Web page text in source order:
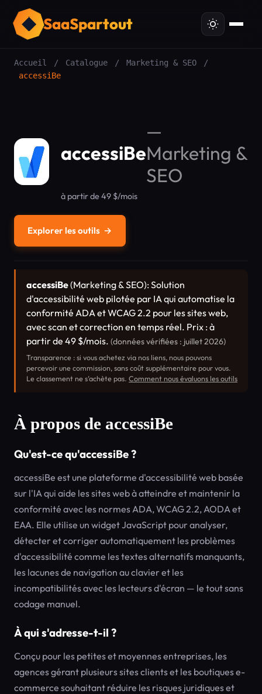
SaaSpartout
Accueil / Catalogue / Marketing & SEO
/
accessiBe
accessiBe
—
Marketing &
SEO
à partir de 49 $/mois
Explorer les outils →
accessiBe(Marketing & SEO): Solution
d'accessibilité web pilotée par IA qui automatise la
conformité ADA et WCAG 2.2 pour les sites web,
avec scan et correction en temps réel. Prix : à
partir de 49 $/mois. (données vérifiées : juillet 2026)
Transparence : si vous achetez via nos liens, nous pouvons
percevoir une commission, sans coût supplémentaire pour vous.
Le classement ne s’achète pas. Comment nous évaluons les outils
À propos de accessiBe
Qu'est-ce qu'accessiBe ?
accessiBe est une plateforme d'accessibilité web basée
sur l'IA qui aide les sites web à atteindre et maintenir la
conformité avec les normes ADA, WCAG 2.2, AODA et
EAA. Elle utilise un widget JavaScript pour analyser,
détecter et corriger automatiquement les problèmes
d'accessibilité comme les textes alternatifs manquants,
les lacunes de navigation au clavier et les
incompatibilités avec les lecteurs d'écran — le tout sans
codage manuel.
À qui s'adresse-t-il ?
Conçu pour les petites et moyennes entreprises, les
agences gérant plusieurs sites clients et les boutiques e-
commerce souhaitant réduire les risques juridiques et